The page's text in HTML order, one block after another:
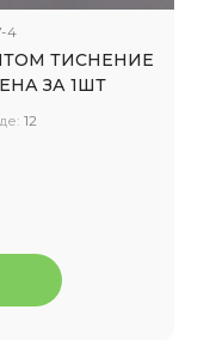
4
ТИСНЕНИЕ
ЗА 1ШТ
12